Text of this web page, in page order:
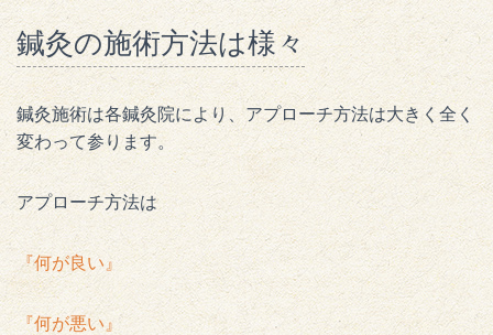
鍼灸の施術方法は様々
鍼灸施術は各鍼灸院により、アプローチ方法は大きく全く
変わって参ります。
アプローチ方法は
『何が良い』
『何が悪い』